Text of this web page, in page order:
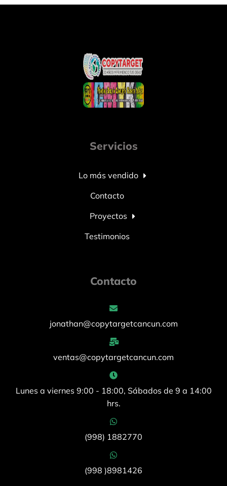
Servicios
Lo más vendido
Contacto
Proyectos
Testimonios
Contacto
jonathan@copytargetcancun.com
ventas@copytargetcancun.com
Lunes a viernes 9:00 - 18:00, Sábados de 9 a 14:00
hrs.
(998) 1882770
(998 )8981426